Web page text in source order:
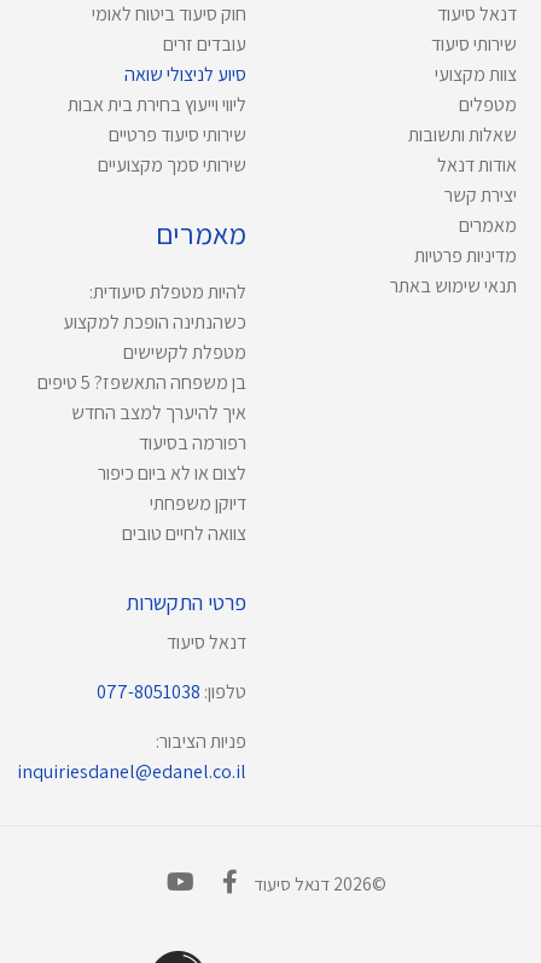
דנאל סיעוד
שירותי סיעוד
צוות מקצועי
מטפלים
שאלות ותשובות
אודות דנאל
יצירת קשר
מאמרים
מדיניות פרטיות
תנאי שימוש באתר
חוק סיעוד ביטוח לאומי
עובדים זרים
סיוע לניצולי שואה
ליווי וייעוץ בחירת בית אבות
שירותי סיעוד פרטיים
שירותי סמך מקצועיים
מאמרים
להיות מטפלת סיעודית:
כשהנתינה הופכת למקצוע
מטפלת לקשישים
בן משפחה התאשפז? 5 טיפים
איך להיערך למצב החדש
רפורמה בסיעוד
לצום או לא ביום כיפור
דיוקן משפחתי
צוואה לחיים טובים
פרטי התקשרות
דנאל סיעוד
טלפון: 077-8051038
פניות הציבור:
inquiriesdanel@edanel.co.il
©2026 דנאל סיעוד